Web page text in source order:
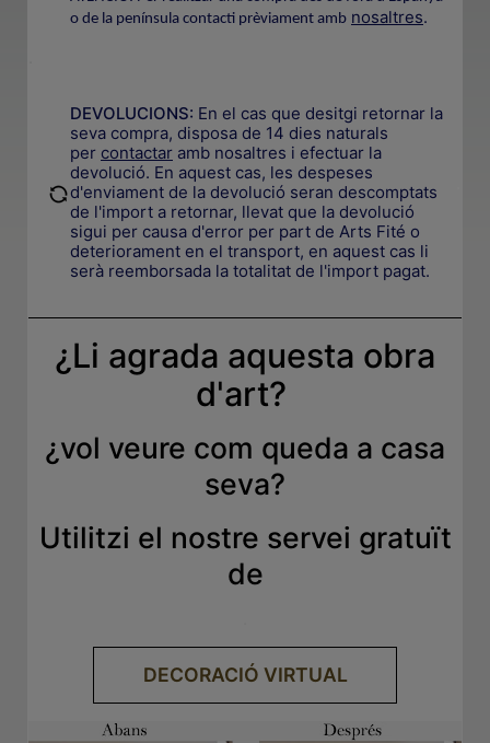
o de la península contacti prèviament amb nosaltres.
DEVOLUCIONS: En el cas que desitgi retornar la
seva compra, disposa de 14 dies naturals
per contactar amb nosaltres i efectuar la
devolució. En aquest cas, les despeses
d'enviament de la devolució seran descomptats
de l'import a retornar, llevat que la devolució
sigui per causa d'error per part de Arts Fité o
deteriorament en el transport, en aquest cas li
serà reemborsada la totalitat de l'import pagat.
¿Li agrada aquesta obra
d'art?
¿vol veure com queda a casa
seva?
Utilitzi el nostre servei gratuït
de
DECORACIÓ VIRTUAL